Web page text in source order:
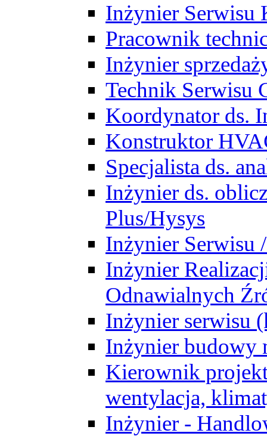
Inżynier Serwisu
Pracownik
Inżynier
Technik Serwisu
Koordynator ds.
Konstruktor
Specjalista ds.
Inżynier ds.
Plus/Hysys
Inżynier Serwisu
Inżynier
Odnawialnych
Inżynier serwisu
Inżynier budowy
Kierownik
wentylacja,
Inżynier -